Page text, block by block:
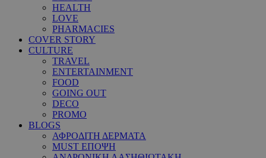
HEALTH
LOVE
PHARMACIES
COVER STORY
CULTURE
TRAVEL
ENTERTAINMENT
FOOD
GOING OUT
DECO
PROMO
BLOGS
ΑΦΡΟΔΙΤΗ ΔΕΡΜΑΤΑ
MUST ΕΠΟΨΗ